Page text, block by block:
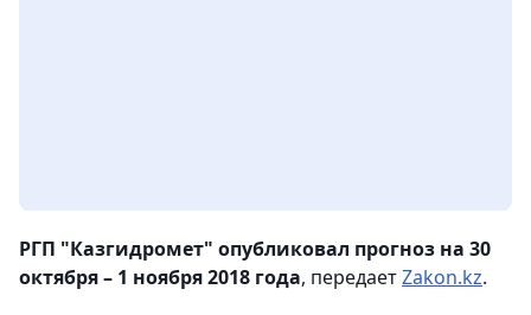
РГП "Казгидромет" опубликовал прогноз на 30
октября – 1 ноября 2018 года, передаетZakon.kz.